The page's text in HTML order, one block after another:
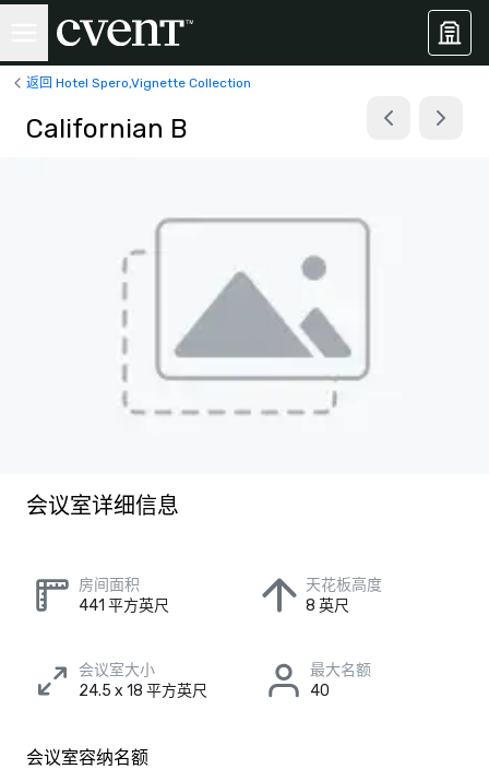
返回 Hotel Spero,Vignette Collection
Californian B
会议室详细信息
房间面积
441 平方英尺
天花板高度
8 英尺
会议室大小
24.5 x 18 平方英尺
最大名额
40
会议室容纳名额